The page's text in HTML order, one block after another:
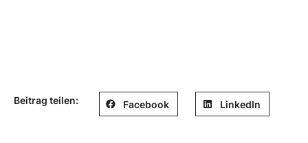
Beitrag teilen: Facebook LinkedIn